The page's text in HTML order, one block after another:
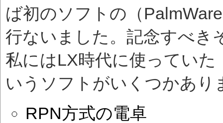
ば初のソフトの（
行ないました。記念すべき
私にはLX時代に使ってい
いうソフトがいくつかあり
RPN方式の電卓